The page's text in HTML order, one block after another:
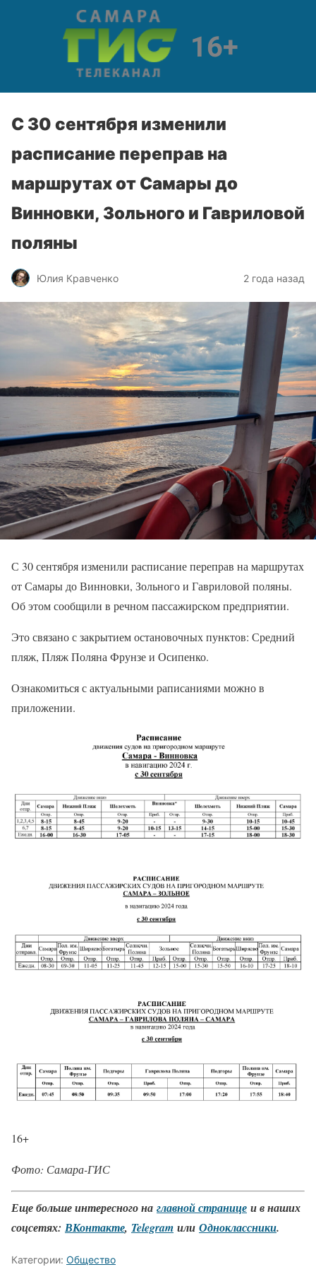
С 30 сентября изменили
расписание переправ на
маршрутах от Самары до
Винновки, Зольного и Гавриловой
поляны
Юлия Кравченко 2 года назад
С 30 сентября изменили расписание переправ на маршрутах
от Самары до Винновки, Зольного и Гавриловой поляны.
Об этом сообщили в речном пассажирском предприятии.
Это связано с закрытием остановочных пунктов: Средний
пляж, Пляж Поляна Фрунзе и Осипенко.
Ознакомиться с актуальными раписаниями можно в
приложении.
16+
Фото: Самара-ГИС
Еще больше интересного на главной странице и в наших
соцсетях: ВКонтакте, Telegram или Одноклассники.
Категории: Общество